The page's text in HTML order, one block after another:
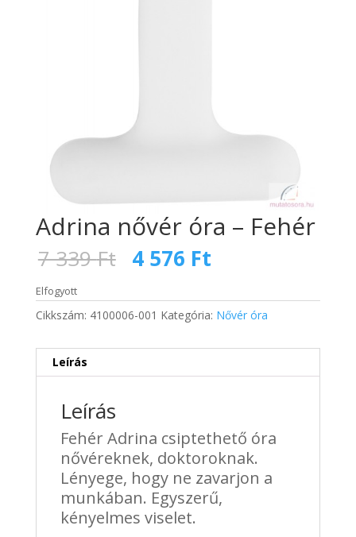
Adrina nővér óra – Fehér
7 339Ft Original
price
was:
7
339 Ft.
4 576 Ft
is:
4
Elfogyott
Cikkszám: 4100006-001 Kategória: Nővér óra
Leírás
Leírás
Fehér Adrina csiptethető óra
nővéreknek, doktoroknak.
Lényege, hogy ne zavarjon a
munkában. Egyszerű,
kényelmes viselet.